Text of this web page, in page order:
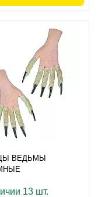
ВЕДЬМЫ
13 шт.